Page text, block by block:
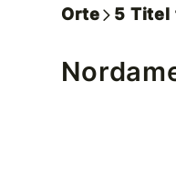
Orte 5 Titel